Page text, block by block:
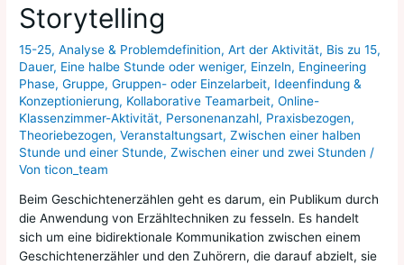
Storytelling
15-25,Analyse & Problemdefinition,Art der Aktivität, Bis zu 15,
Dauer, Eine halbe Stunde oder weniger, Einzeln, Engineering
Phase,Gruppe,Gruppen- oder Einzelarbeit, Ideenfindung &
Konzeptionierung, Kollaborative Teamarbeit,Online-
Klassenzimmer-Aktivität, Personenanzahl, Praxisbezogen,
Theoriebezogen,Veranstaltungsart,Zwischen einer halben
Stunde und einer Stunde,Zwischen einer und zwei Stunden /
Vonticon_team
Beim Geschichtenerzählen geht es darum, ein Publikum durch
die Anwendung von Erzähltechniken zu fesseln. Es handelt
sich um eine bidirektionale Kommunikation zwischen einem
Geschichtenerzähler und den Zuhörern, die darauf abzielt, sie